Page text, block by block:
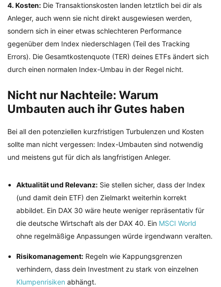
4. Kosten: Die Transaktionskosten landen letztlich bei dir als
Anleger, auch wenn sie nicht direkt ausgewiesen werden,
sondern sich in einer etwas schlechteren Performance
gegenüber dem Index niederschlagen (Teil des Tracking
Errors). Die Gesamtkostenquote (TER) deines ETFs ändert sich
durch einen normalen Index-Umbau in der Regel nicht.
Nicht nur Nachteile: Warum
Umbauten auch ihr Gutes haben
Bei all den potenziellen kurzfristigen Turbulenzen und Kosten
sollte man nicht vergessen: Index-Umbauten sind notwendig
und meistens gut für dich als langfristigen Anleger.
Aktualität und Relevanz: Sie stellen sicher, dass der Index
(und damit dein ETF) den Zielmarkt weiterhin korrekt
abbildet. Ein DAX 30 wäre heute weniger repräsentativ für
die deutsche Wirtschaft als der DAX 40. Ein MSCI World
ohne regelmäßige Anpassungen würde irgendwann veralten.
Risikomanagement: Regeln wie Kappungsgrenzen
verhindern, dass dein Investment zu stark von einzelnen
Klumpenrisiken abhängt.